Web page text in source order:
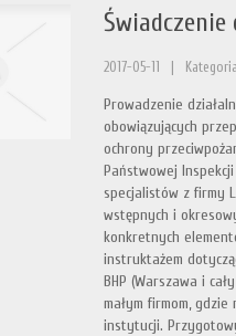
2017-05-11
Prowadzenie
obowiązujących
ochrony
Państwowej
specjalistów z firmy
wstępnych i
konkretnych
instruktażem
BHP (Warszawa i
małym firmom,
instytucji.